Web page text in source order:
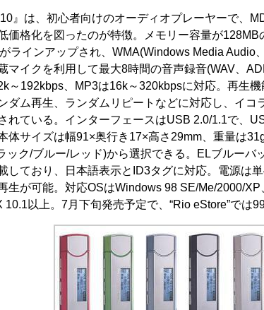
』は、初心者向けのオーディオプレーヤーで、
価格化を図ったのが特徴。メモリー容量が128MB
ラインアップされ、WMA(Windows Media Audio
マイクを利用して最大8時間の音声録音(WAV、
～192kbps、MP3は16k～320kbpsに対応。再生機
ダム再生、ランダムリピートなどに対応し、イコ
れている。インターフェースはUSB 2.0/1.1で、
体サイズは幅91×奥行き17×高さ29mm、重量は
ック/ブルー/レッド)から選択できる。ELブルーバ
しており、日本語表示とID3タグに対応。電源は
生が可能。対応OSはWindows 98 SE/Me/2000/XP
10.1以上。7月下旬発売予定で、“Rio eStore”では